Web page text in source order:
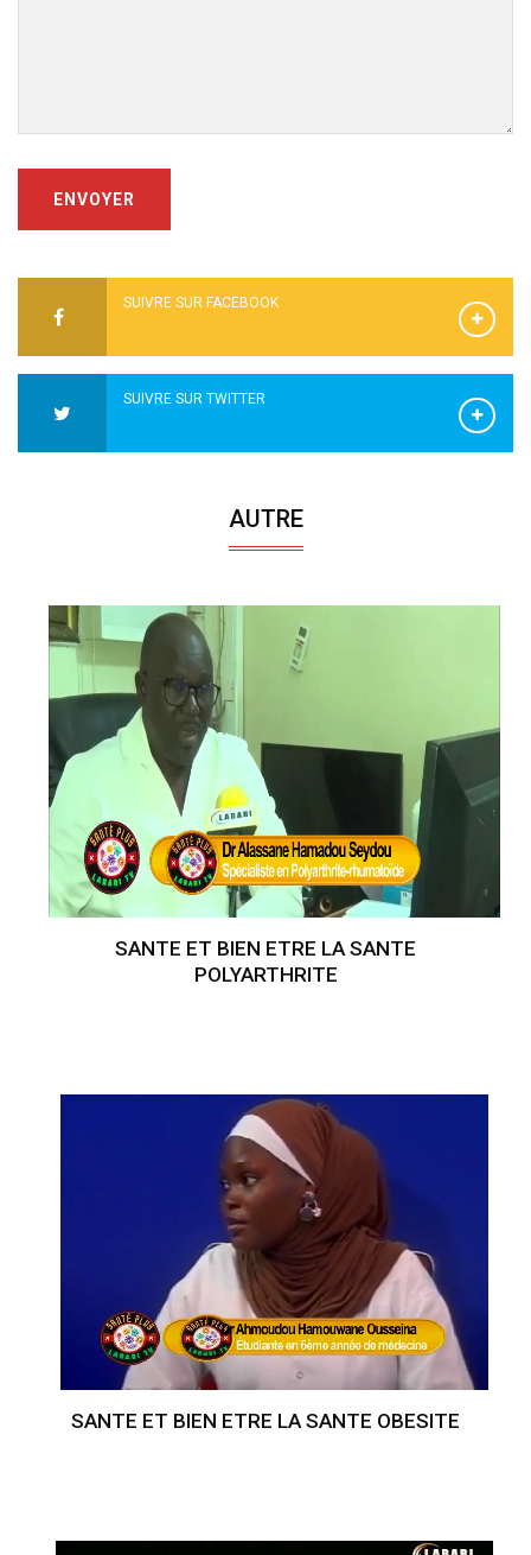
ENVOYER
SUIVRE SUR FACEBOOK
SUIVRE SUR TWITTER
AUTRE
SANTE ET BIEN ETRE LA SANTE
POLYARTHRITE
SANTE ET BIEN ETRE LA SANTE OBESITE